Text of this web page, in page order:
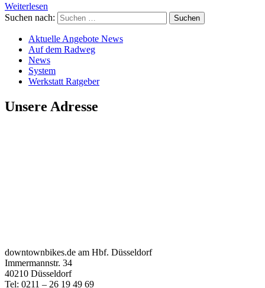
Weiterlesen
Suchen nach:
Aktuelle Angebote News
Auf dem Radweg
News
System
Werkstatt Ratgeber
Unsere Adresse
downtownbikes.de am Hbf. Düsseldorf
Immermannstr. 34
40210 Düsseldorf
Tel: 0211 – 26 19 49 69